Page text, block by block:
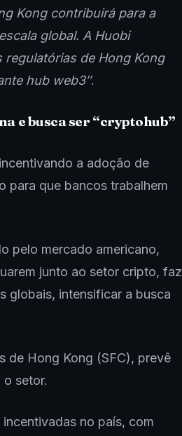
Kong contribuirá para a
global. A Huobi
de Hong Kong
hub web3″.
e busca ser “cryptohub”
a adoção de
para que bancos trabalhem
pelo mercado americano,
junto ao setor cripto, faz
globais, intensificar a busca
de Hong Kong (SFC), prevê
o setor.
no país, com